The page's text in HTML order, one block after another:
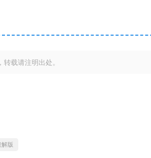
，转载请注明出处。
版